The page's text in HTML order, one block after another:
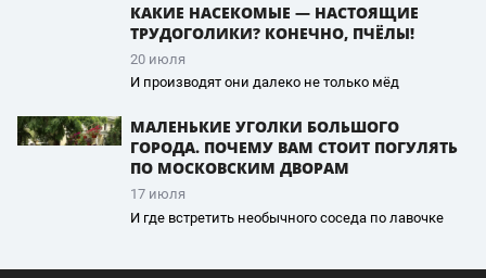
КАКИЕ НАСЕКОМЫЕ — НАСТОЯЩИЕ
ТРУДОГОЛИКИ? КОНЕЧНО, ПЧЁЛЫ!
20 июля
И производят они далеко не только мёд
МАЛЕНЬКИЕ УГОЛКИ БОЛЬШОГО
ГОРОДА. ПОЧЕМУ ВАМ СТОИТ ПОГУЛЯТЬ
ПО МОСКОВСКИМ ДВОРАМ
17 июля
И где встретить необычного соседа по лавочке